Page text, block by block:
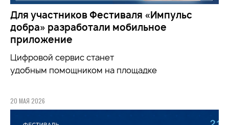
Для участников Фестиваля «Импульс
добра» разработали мобильное
приложение
Цифровой сервис станет
удобным помощником на площадке
20 МАЯ 2026